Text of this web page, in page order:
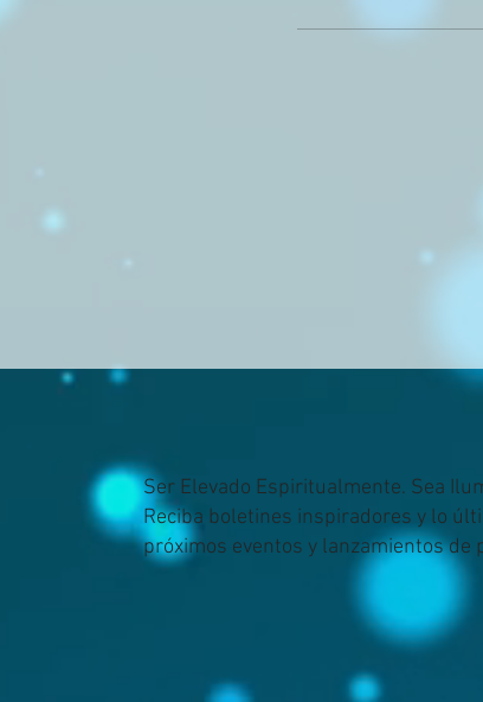
Ser Elevado Espiritualmente. Sea
Reciba boletines inspiradores y lo
próximos eventos y lanzamientos de